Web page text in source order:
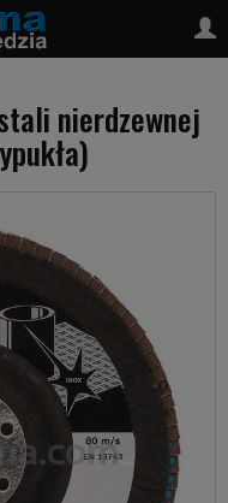
nierdzewnej